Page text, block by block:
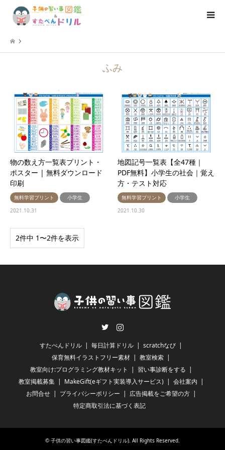
ふみ
物の数え方一覧表プリント・
ポスター | 無料ダウンロード
印刷
無料学習プリント
小学生
2021.10.31
地図記号一覧表【全47種｜
PDF無料】小学生の社会｜覚え
方・テスト対応
無料学習プリント
小学生
2021.10.30
2件中 1〜2件を表示
すたぺんドリル 毎日計算ドリル
scratchなび
保育無料イラストフリー素材
教室検索
教室向け:プログラミング教材キット
習い事診断をする
教室掲載募集
MakeGift(eギフト実装導入サービス)
会社案内
お問合せ
プライバシーポリシー
広告掲載をご希望の方
特定商取引法に基づく表記
© 子供の習い事図鑑(すたぺんドリル) . All Rights Reserved.